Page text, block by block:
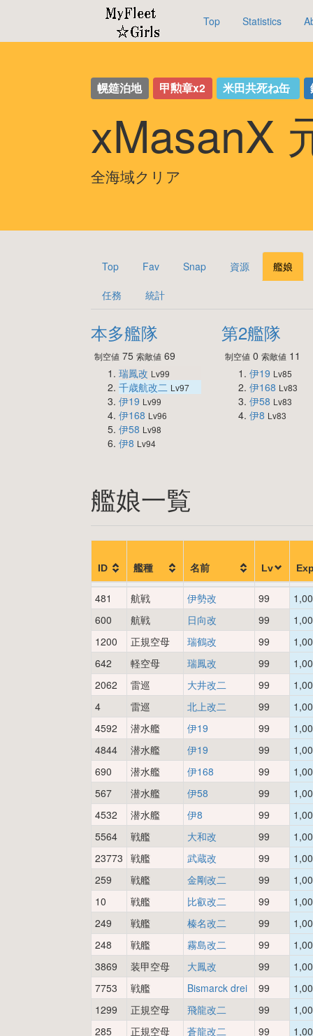
Top Statistics
幌筵泊地 甲勲章x2 米田共死ね缶
xMasanX
全海域クリア
Top Fav Snap 資源 艦娘
任務 統計
本多艦隊
制空値 75 索敵値 69
瑞鳳改 Lv99
千歳航改二 Lv97
伊19 Lv99
伊168 Lv96
伊58 Lv98
伊8 Lv94
第2艦隊
制空値 0索敵値 11
伊19 Lv85
伊168 Lv83
伊58 Lv83
伊8 Lv83
艦娘一覧
ID 艦種 名前 Lv
481 航戦 伊勢改 99
600
航戦 日向改 99
1200
正規空母 瑞鶴改 99
642
軽空母 瑞鳳改 99
2062
雷巡 大井改二 99
4
雷巡 北上改二 99
4592
潜水艦 伊19 99
4844
潜水艦 伊19 99
690
潜水艦 伊168 99
567
潜水艦 伊58 99
4532
潜水艦 伊8 99
5564
戦艦 大和改 99
23773 戦艦 武蔵改 99
259
戦艦 金剛改二 99
10
戦艦 比叡改二 99
249
戦艦 榛名改二 99
248
戦艦 霧島改二 99
3869
装甲空母 大鳳改 99
7753
戦艦 Bismarck drei 99
1299
正規空母 飛龍改二 99
285
正規空母 蒼龍改二 99